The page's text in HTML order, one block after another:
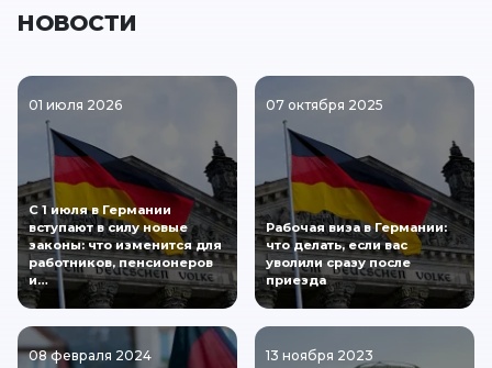
НОВОСТИ
01 июля 2026
С 1 июля в Германии
вступают в силу новые
законы: что изменится для
работников, пенсионеров
и…
07 октября 2025
Рабочая виза в Германии:
что делать, если вас
уволили сразу после
приезда
08 февраля 2024 13 ноября 2023